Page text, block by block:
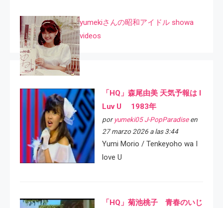
yumekiさんの昭和アイドル showa
videos
「HQ」森尾由美 天気予報は I
Luv U 1983年
por yumeki05 J-PopParadiseen
27 marzo 2026 a las 3:44
Yumi Morio / Tenkeyoho wa I
love U
「HQ」菊池桃子 青春のいじ